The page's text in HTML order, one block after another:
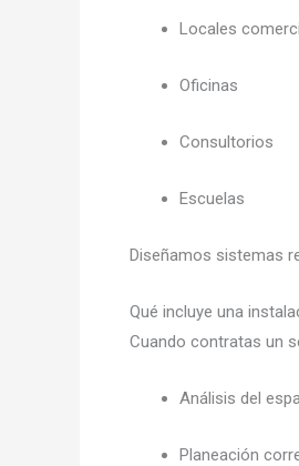
Locales
Oficinas
Consultorios
Escuelas
Diseñamos sistemas
Qué incluye una
Cuando contratas un
Análisis del
Planeación